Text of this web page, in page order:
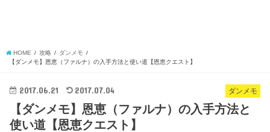
HOME 攻略
ダンメモ
【ダンメモ】恩恵（ファルナ）の入手方法と使い道【恩恵クエスト】
ダンメモ
2017.06.21 2017.07.04
【ダンメモ】恩恵（ファルナ）の入手方法と
使い道【恩恵クエスト】